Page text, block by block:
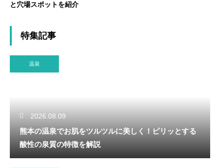
と穴場スポットを紹介
特集記事
温泉
2026.08.09
熊本の温泉でお肌をツルツルに美しく！ピリッとする
酸性の泉質の特徴を解説